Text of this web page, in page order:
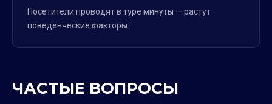
Посетители проводят в туре минуты — растут
поведенческие факторы.
ЧАСТЫЕ ВОПРОСЫ